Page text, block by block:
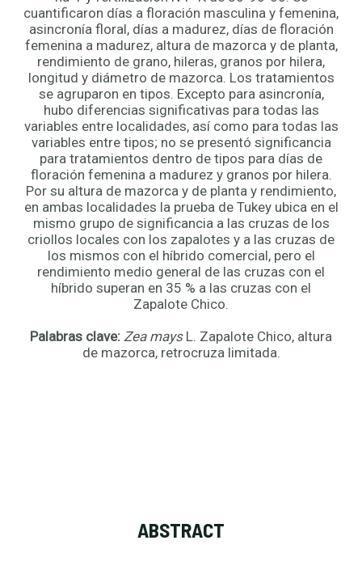
cuantificaron días a floración masculina y femenina,
asincronía floral, días a madurez, días de floración
femenina a madurez, altura de mazorca y de planta,
rendimiento de grano, hileras, granos por hilera,
longitud y diámetro de mazorca. Los tratamientos
se agruparon en tipos. Excepto para asincronía,
hubo diferencias significativas para todas las
variables entre localidades, así como para todas las
variables entre tipos; no se presentó significancia
para tratamientos dentro de tipos para días de
floración femenina a madurez y granos por hilera.
Por su altura de mazorca y de planta y rendimiento,
en ambas localidades la prueba de Tukey ubica en el
mismo grupo de significancia a las cruzas de los
criollos locales con los zapalotes y a las cruzas de
los mismos con el híbrido comercial, pero el
rendimiento medio general de las cruzas con el
híbrido superan en 35 % a las cruzas con el
Zapalote Chico.
Palabras clave: Zea maysL. Zapalote Chico, altura
de mazorca, retrocruza limitada.
ABSTRACT